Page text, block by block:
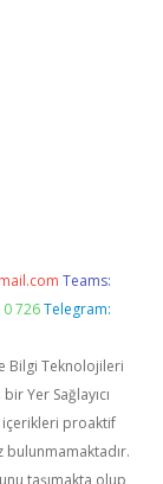
Teams:
726 Telegram:
Bilgi Teknolojileri
Yer Sağlayıcı
içerikleri proaktif
bulunmamaktadır.
taşımakta olup,